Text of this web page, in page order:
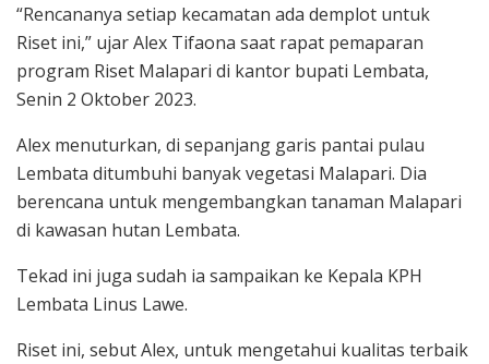
“Rencananya setiap kecamatan ada demplot untuk
Riset ini,” ujar Alex Tifaona saat rapat pemaparan
program Riset Malapari di kantor bupati Lembata,
Senin 2 Oktober 2023.
Alex menuturkan, di sepanjang garis pantai pulau
Lembata ditumbuhi banyak vegetasi Malapari. Dia
berencana untuk mengembangkan tanaman Malapari
di kawasan hutan Lembata.
Tekad ini juga sudah ia sampaikan ke Kepala KPH
Lembata Linus Lawe.
Riset ini, sebut Alex, untuk mengetahui kualitas terbaik